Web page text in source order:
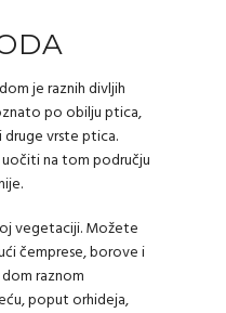
je raznih divljih
po obilju ptica,
vrste ptica.
na tom području
vegetaciji. Možete
čemprese, borove i
raznom
poput orhideja,